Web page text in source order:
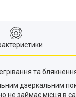
та
займає місця в